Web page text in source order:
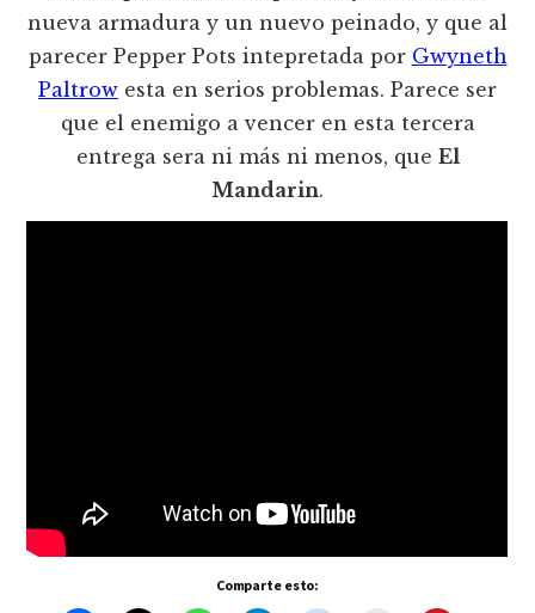
nueva armadura y un nuevo peinado, y que al
parecer Pepper Pots intepretada por Gwyneth
Paltrow esta en serios problemas. Parece ser
que el enemigo a vencer en esta tercera
entrega sera ni más ni menos, que El
Mandarin.
Comparte esto: